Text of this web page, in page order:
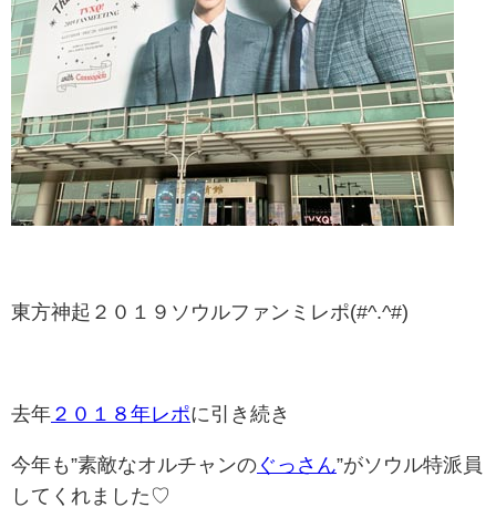
東方神起２０１９ソウルファンミレポ(#^.^#)
去年 ２０１８年レポに引き続き
今年も”素敵なオルチャンの ぐっさん”がソウル特派員
してくれました♡